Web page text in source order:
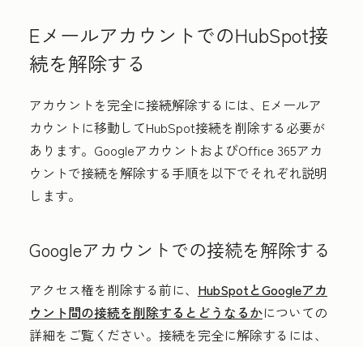
EメールアカウントでのHubSpot接
続を解除する
アカウントを完全に接続解除するには、Eメールア
カウントに移動してHubSpot接続を削除する必要が
あります。GoogleアカウントおよびOffice 365アカ
ウントで接続を解除する手順を以下でそれぞれ説明
します。
Googleアカウントでの接続を解除する
アクセス権を削除する前に、 HubSpotとGoogleアカ
ウント間の接続を削除するとどうなるかについての
詳細をご覧ください。接続を完全に解除するには、